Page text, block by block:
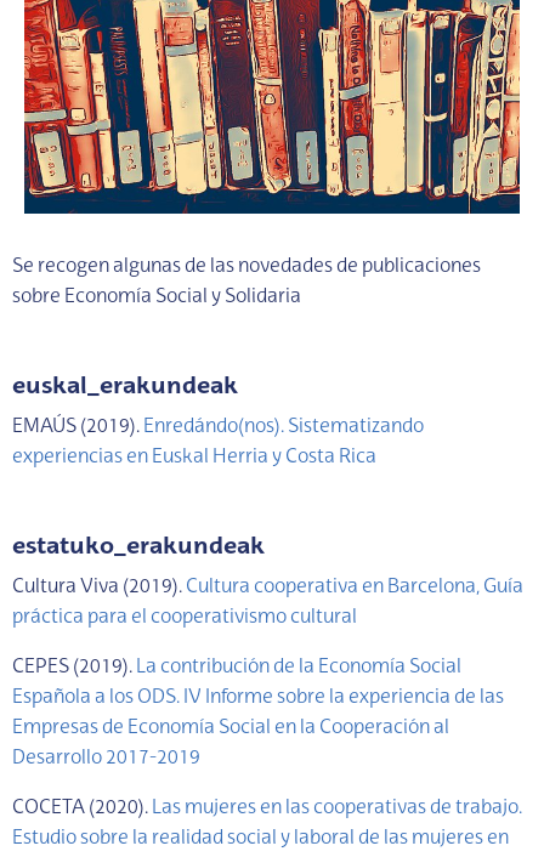
Se recogen algunas de las novedades de publicaciones
sobre Economía Social y Solidaria
euskal_erakundeak
EMAÚS (2019). Enredándo(nos). Sistematizando
experiencias en Euskal Herria y Costa Rica
estatuko_erakundeak
Cultura Viva (2019). Cultura cooperativa en Barcelona, Guía
práctica para el cooperativismo cultural
CEPES (2019). La contribución de la Economía Social
Española a los ODS. IV Informe sobre la experiencia de las
Empresas de Economía Social en la Cooperación al
Desarrollo 2017-2019
COCETA (2020). Las mujeres en las cooperativas de trabajo.
Estudio sobre la realidad social y laboral de las mujeres en